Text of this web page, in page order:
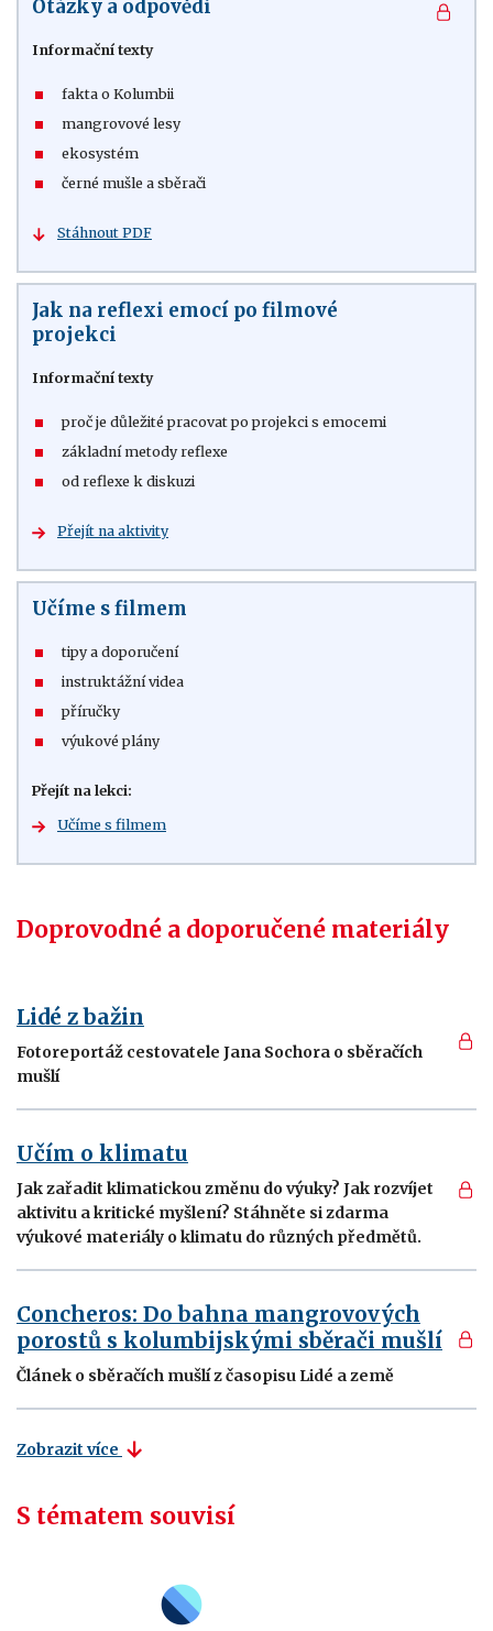
Otázky a odpovědi
Informační texty
fakta o Kolumbii
mangrovové lesy
ekosystém
černé mušle a sběrači
Stáhnout PDF
Jak na reflexi emocí po filmové
projekci
Informační texty
proč je důležité pracovat po projekci s emocemi
základní metody reflexe
od reflexe k diskuzi
Přejít na aktivity
Učíme s filmem
tipy a doporučení
instruktážní videa
příručky
výukové plány
Přejít na lekci:
Učíme s filmem
Doprovodné a doporučené materiály
Lidé z bažin
Fotoreportáž cestovatele Jana Sochora o sběračích
mušlí
Učím o klimatu
Jak zařadit klimatickou změnu do výuky? Jak rozvíjet
aktivitu a kritické myšlení? Stáhněte si zdarma
výukové materiály o klimatu do různých předmětů.
Concheros: Do bahna mangrovových
porostů s kolumbijskými sběrači mušlí
Článek o sběračích mušlí z časopisu Lidé a země
Zobrazit více
S tématem souvisí